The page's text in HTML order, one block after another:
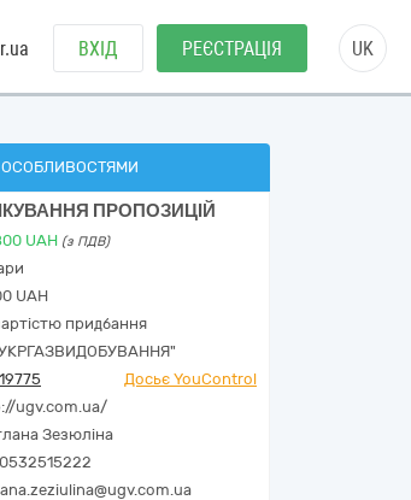
ВХІД РЕЄСТРАЦІЯ UK
ОСОБЛИВОСТЯМИ
ПРОПОЗИЦІЙ
UAH (з ПДВ)
UAH
придбання
Досьє YouControl
ugv.com.ua/
Зезюліна